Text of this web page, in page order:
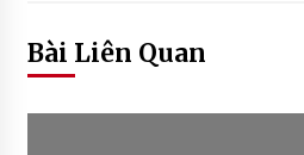
Bài Liên Quan